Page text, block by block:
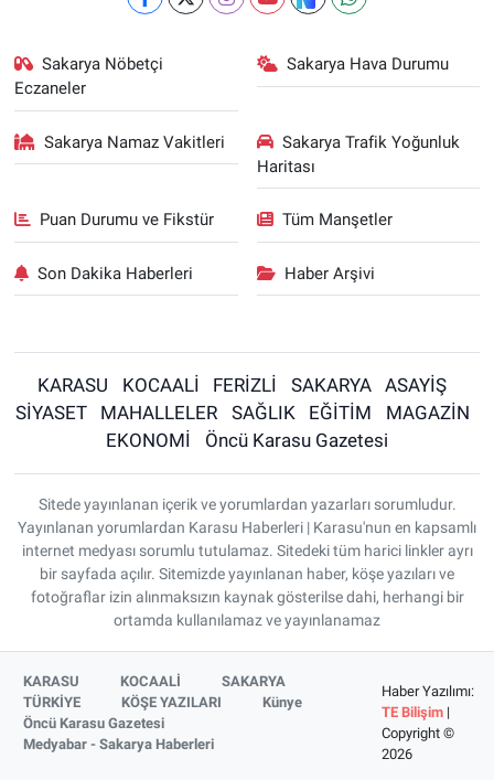
Sakarya Nöbetçi
Eczaneler
Sakarya Hava Durumu
Sakarya Namaz Vakitleri
Sakarya Trafik Yoğunluk
Haritası
Puan Durumu ve Fikstür Tüm Manşetler
Son Dakika Haberleri Haber Arşivi
KARASU KOCAALİ FERİZLİ SAKARYA
ASAYİŞ
SİYASET
MAHALLELER SAĞLIK EĞİTİM
MAGAZİN
EKONOMİ
Öncü Karasu Gazetesi
Sitede yayınlanan içerik ve yorumlardan yazarları sorumludur.
Yayınlanan yorumlardan Karasu Haberleri | Karasu'nun en kapsamlı
internet medyası sorumlu tutulamaz. Sitedeki tüm harici linkler ayrı
bir sayfada açılır. Sitemizde yayınlanan haber, köşe yazıları ve
fotoğraflar izin alınmaksızın kaynak gösterilse dahi, herhangi bir
ortamda kullanılamaz ve yayınlanamaz
KARASU KOCAALİ
SAKARYA
TÜRKİYE
KÖŞE YAZILARI
Künye
Öncü Karasu Gazetesi
Medyabar - Sakarya Haberleri
Haber Yazılımı:
TE Bilişim|
Copyright ©
2026